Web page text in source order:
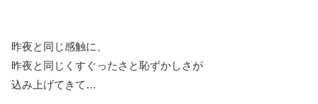
昨夜と同じ感触に、
昨夜と同じくすぐったさと恥ずかしさが
込み上げてきて…